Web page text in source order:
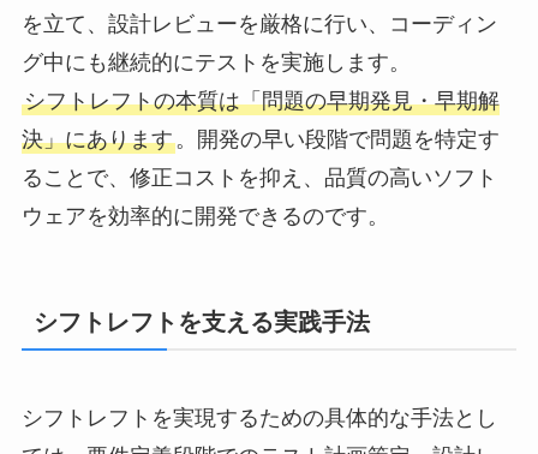
を立て、設計レビューを厳格に行い、コーディン
グ中にも継続的にテストを実施します。
シフトレフトの本質は「問題の早期発見・早期解
決」にあります。開発の早い段階で問題を特定す
ることで、修正コストを抑え、品質の高いソフト
ウェアを効率的に開発できるのです。
シフトレフトを支える実践手法
シフトレフトを実現するための具体的な手法とし